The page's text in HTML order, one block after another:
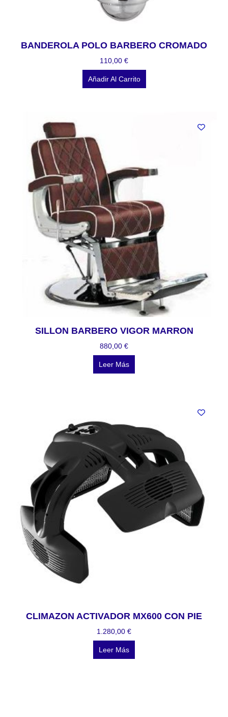
BANDEROLA POLO BARBERO CROMADO
110,00 €
Añadir Al Carrito
SILLON BARBERO VIGOR MARRON
880,00 €
Leer Más
CLIMAZON ACTIVADOR MX600 CON PIE
1.280,00 €
Leer Más